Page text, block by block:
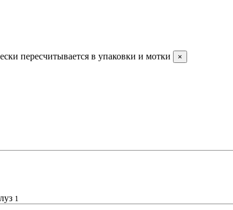
пересчитывается в упаковки и мотки ×
1